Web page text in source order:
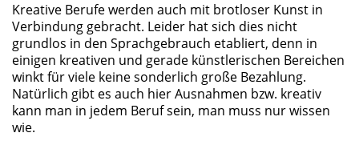
Kreative Berufe werden auch mit brotloser Kunst in
Verbindung gebracht. Leider hat sich dies nicht
grundlos in den Sprachgebrauch etabliert, denn in
einigen kreativen und gerade künstlerischen Bereichen
winkt für viele keine sonderlich große Bezahlung.
Natürlich gibt es auch hier Ausnahmen bzw. kreativ
kann man in jedem Beruf sein, man muss nur wissen
wie.